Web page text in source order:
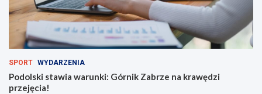
SPORT WYDARZENIA
Podolski stawia warunki: Górnik Zabrze na krawędzi
przejęcia!